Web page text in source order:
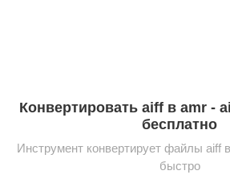
Конвертировать aiff в amr -
бесплатно
Инструмент конвертирует файлы aiff
быстро